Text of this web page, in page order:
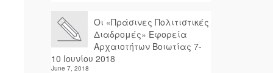
Οι «Πράσινες Πολιτιστικές
Διαδρομές» Εφορεία
Αρχαιοτήτων Βοιωτίας 7-
10 Ιουνίου 2018
June 7, 2018